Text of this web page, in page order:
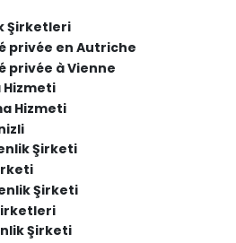
Şirketleri
privée en Autriche
privée à Vienne
Hizmeti
Hizmeti
Şirketi
Şirketi
Şirketi